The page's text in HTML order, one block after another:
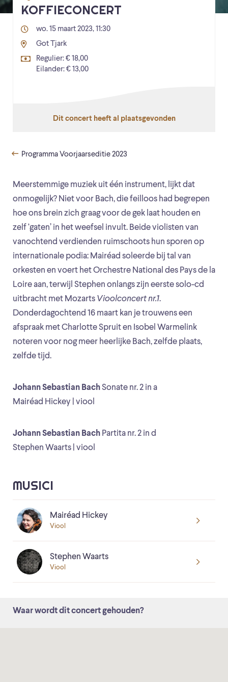
Meerstemmige muziek uit één instrument, lijkt dat
onmogelijk? Niet voor Bach, die feilloos had begrepen
hoe ons brein zich graag voor de gek laat houden en
zelf ‘gaten’ in het weefsel invult. Beide violisten van
vanochtend verdienden ruimschoots hun sporen op
internationale podia: Mairéad soleerde bij tal van
orkesten en voert het Orchestre National des Pays de la
Loire aan, terwijl Stephen onlangs zijn eerste solo-cd
uitbracht met Mozarts Vioolconcert nr.1.
Donderdagochtend 16 maart kan je trouwens een
afspraak met Charlotte Spruit en Isobel Warmelink
noteren voor nog meer heerlijke Bach, zelfde plaats,
zelfde tijd.
Johann Sebastian BachSonate nr. 2 in a
Mairéad Hickey | viool
Johann Sebastian Bach Partita nr. 2 in d
Stephen Waarts | viool
MUSICI
Mairéad Hickey
Viool
Stephen Waarts
Viool
KOFFIECONCERT
wo. 15 maart 2023, 11:30
Got Tjark
Regulier: € 18,00
Eilander: € 13,00
Dit concert heeft al plaatsgevonden
Programma Voorjaarseditie 2023
Waar wordt dit concert gehouden?